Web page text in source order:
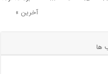
آخرین »
ها